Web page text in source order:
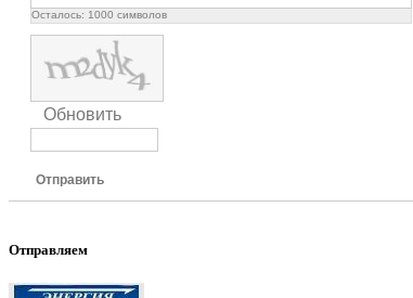
Осталось: 1000 символов
Обновить
Отправить
Отправляем